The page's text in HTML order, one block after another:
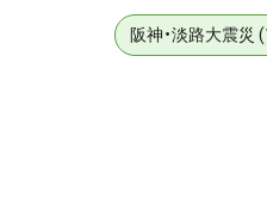
阪神・淡路大震災